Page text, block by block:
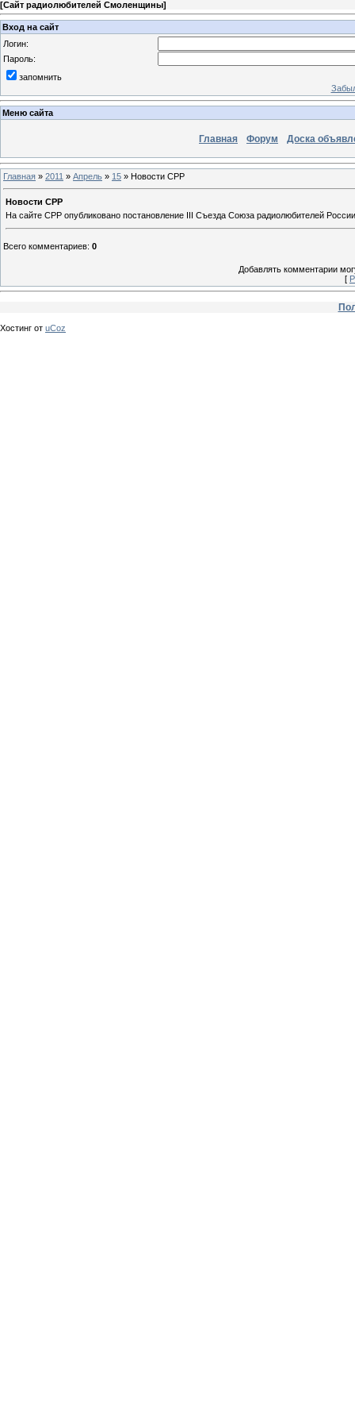
[Сайт радиолюбителей Смоленщины]
Вход на сайт
Логин:
Пароль:
запомнить
Меню сайта
Главная Форум Доска
Главная » 2011 » Апрель » 15 » Новости СРР
Новости СРР
На сайте СРР опубликовано постановление III Съезда Союза радиолюбителей
Всего комментариев: 0
Добавлять комментарии
[
Хостинг от uCoz